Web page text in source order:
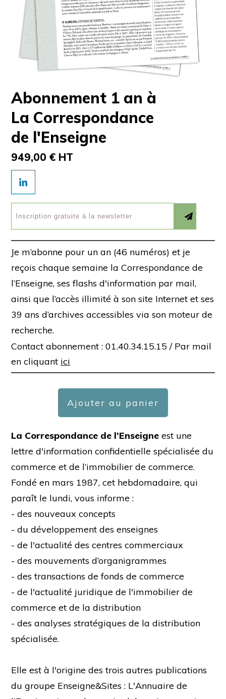
Abonnement 1 an à
La Correspondance
de l'Enseigne
949,00 € HT
Je m’abonne pour un an (46 numéros) et je
reçois chaque semaine la Correspondance de
l’Enseigne, ses flashs d'information par mail,
ainsi que l’accès illimité à son site Internet et ses
39 ans d’archives accessibles via son moteur de
recherche.
Contact abonnement : 01.40.34.15.15 / Par mail
en cliquant ici
Ajouter au panier
La Correspondance de l’Enseigne est une
lettre d'information confidentielle spécialisée du
commerce et de l’immobilier de commerce.
Fondé en mars 1987, cet hebdomadaire, qui
paraît le lundi, vous informe :
- des nouveaux concepts
- du développement des enseignes
- de l'actualité des centres commerciaux
- des mouvements d’organigrammes
- des transactions de fonds de commerce
- de l'actualité juridique de l'immobilier de
commerce et de la distribution
- des analyses stratégiques de la distribution
spécialisée.
Elle est à l'origine des trois autres publications
du groupe Enseigne&Sites : L'Annuaire de